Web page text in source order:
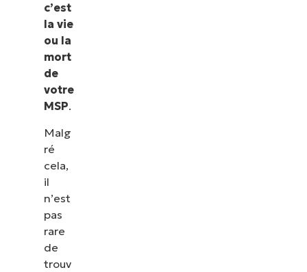
c’est
la vie
ou la
mort
de
votre
MSP.
Malg
ré
cela,
il
n’est
pas
rare
de
trouv